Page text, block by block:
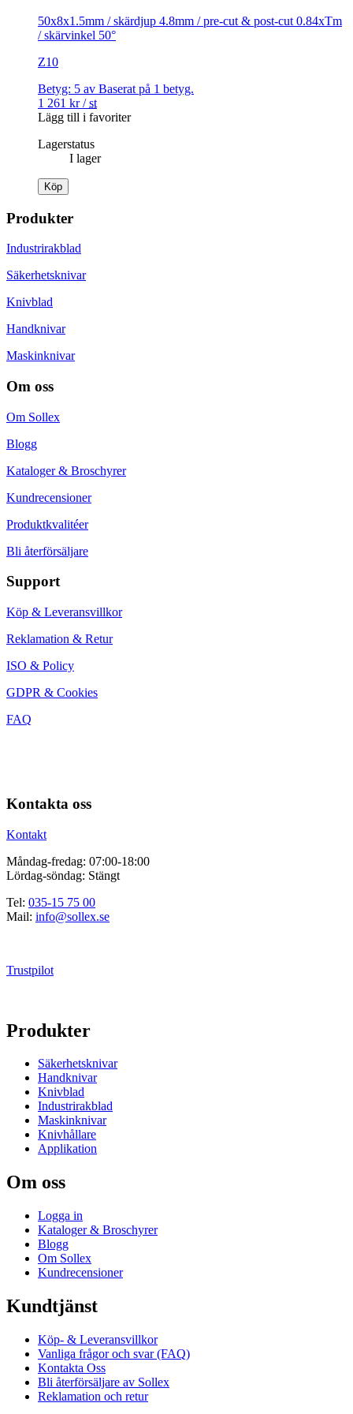
50x8x1.5mm / skärdjup 4.8mm / pre-cut & post-cut 0.84xTm
/ skärvinkel 50°
Z10
Betyg: 5 av Baserat på 1 betyg.
1 261 kr /st
Lägg till i favoriter
Lagerstatus
I lager
Köp
Produkter
Industrirakblad
Säkerhetsknivar
Knivblad
Handknivar
Maskinknivar
Om oss
Om Sollex
Blogg
Kataloger & Broschyrer
Kundrecensioner
Produktkvalitéer
Bli återförsäljare
Support
Köp & Leveransvillkor
Reklamation & Retur
ISO & Policy
GDPR & Cookies
FAQ
Kontakta oss
Kontakt
Måndag-fredag: 07:00-18:00
Lördag-söndag: Stängt
Tel: 035-15 75 00
Mail: info@sollex.se
Trustpilot
Produkter
Säkerhetsknivar
Handknivar
Knivblad
Industrirakblad
Maskinknivar
Knivhållare
Applikation
Om oss
Logga in
Kataloger & Broschyrer
Blogg
Om Sollex
Kundrecensioner
Kundtjänst
Köp- & Leveransvillkor
Vanliga frågor och svar (FAQ)
Kontakta Oss
Bli återförsäljare av Sollex
Reklamation och retur